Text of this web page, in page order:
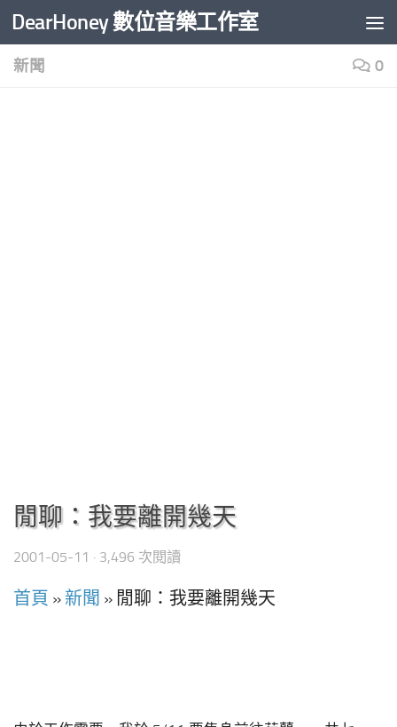
Skip to content
DearHoney 數位音樂工作室
新聞 0
閒聊：我要離開幾天
2001-05-11 · 3,496 次閱讀
首頁 » 新聞 » 閒聊：我要離開幾天